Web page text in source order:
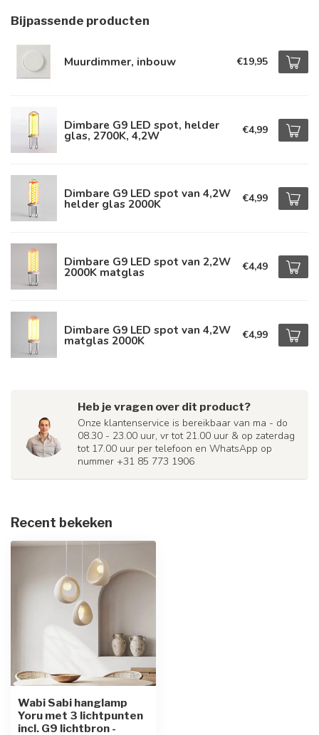
Bijpassende producten
Muurdimmer, inbouw €19,95
Dimbare G9 LED spot, helder
glas, 2700K, 4,2W €4,99
Dimbare G9 LED spot van 4,2W
helder glas 2000K €4,99
Dimbare G9 LED spot van 2,2W
2000K matglas €4,49
Dimbare G9 LED spot van 4,2W
matglas 2000K €4,99
Heb je vragen over dit product?
Onze klantenservice is bereikbaar van ma - do
08.30 - 23.00 uur, vr tot 21.00 uur & op zaterdag
tot 17.00 uur per telefoon en WhatsApp op
nummer +31 85 773 1906
Recent bekeken
Wabi Sabi hanglamp
Yoru met 3 lichtpunten
incl. G9 lichtbron -